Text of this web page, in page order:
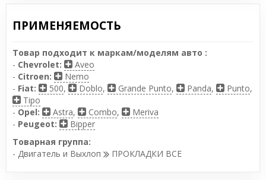
ПРИМЕНЯЕМОСТЬ
Товар подходит к маркам/моделям авто :
- Chevrolet:
Aveo
- Citroen:
Nemo
- Fiat: 500, Doblo, Grande Punto, Panda, Punto,
Tipo
- Opel: Astra, Combo,
Meriva
- Peugeot:
Bipper
Товарная группа:
- Двигатель и Выхлоп
ПРОКЛАДКИ ВСЕ